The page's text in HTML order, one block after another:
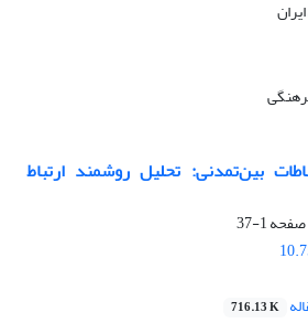
بین‌تمدنی: تحلیل روشمند ارتباط
1-37
716.13 K